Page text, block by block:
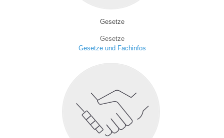
Gesetze
Gesetze
Gesetze und Fachinfos